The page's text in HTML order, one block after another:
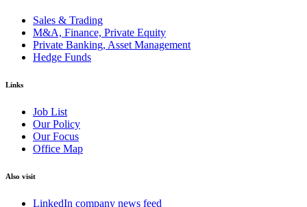
Sales & Trading
M&A, Finance, Private Equity
Private Banking, Asset Management
Hedge Funds
Links
Job List
Our Policy
Our Focus
Office Map
Also visit
LinkedIn company news feed